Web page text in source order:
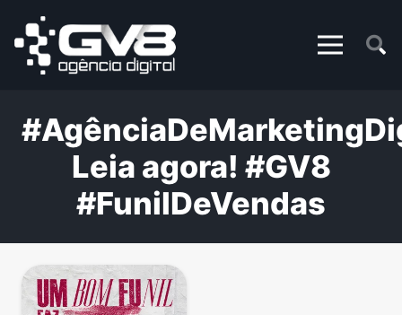
Leia agora! #GV8
#FunilDeVendas